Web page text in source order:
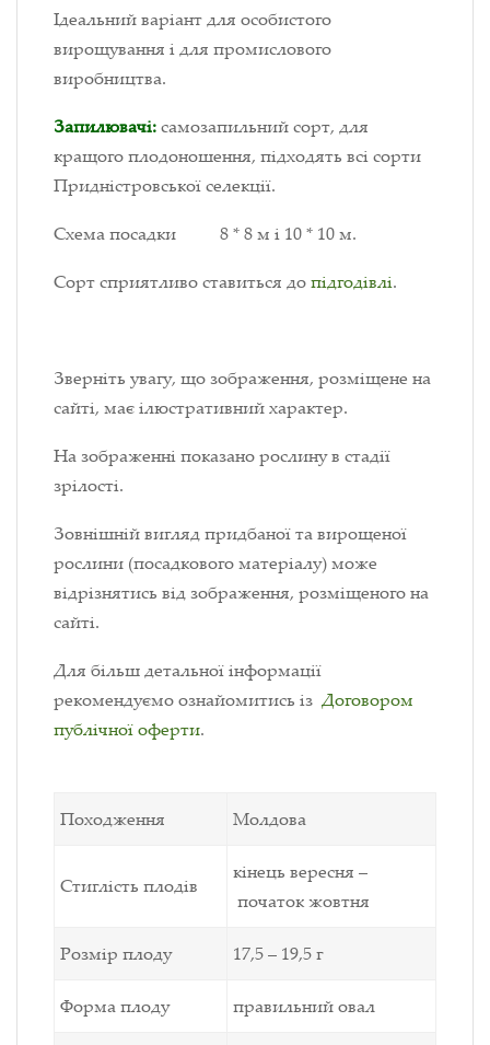
Ідеальний варіант для особистого
вирощування і для промислового
виробництва.
Запилювачі:самозапильний сорт, для
кращого плодоношення, підходять всі сорти
Придністровської селекції.
Схема посадки 8 * 8 м і 10 * 10 м.
Сорт сприятливо ставиться допідгодівлі.
Зверніть увагу, що зображення, розміщене на
сайті, має ілюстративний характер.
На зображенні показано рослину в стадії
зрілості.
Зовнішній вигляд придбаної та вирощеної
рослини (посадкового матеріалу) може
відрізнятись від зображення, розміщеного на
сайті.
Для більш детальної інформації
рекомендуємо ознайомитись із Договором
публічної оферти.
Походження Молдова
Стиглість плодів
кінець вересня –
початок жовтня
Розмір плоду 17,5 – 19,5 г
Форма плоду правильний овал